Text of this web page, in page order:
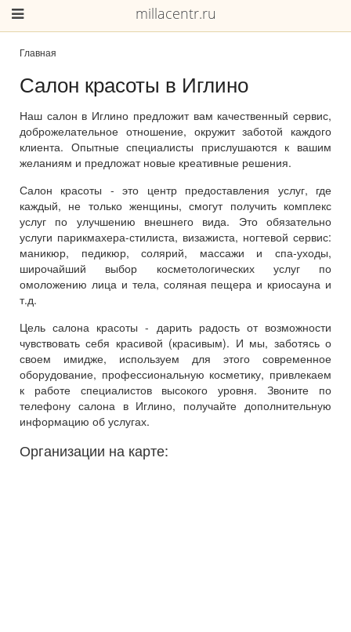
millacentr.ru
Главная
Салон красоты в Иглино
Наш салон в Иглино предложит вам качественный сервис,
доброжелательное отношение, окружит заботой каждого
клиента. Опытные специалисты прислушаются к вашим
желаниям и предложат новые креативные решения.
Салон красоты - это центр предоставления услуг, где
каждый, не только женщины, смогут получить комплекс
услуг по улучшению внешнего вида. Это обязательно
услуги парикмахера-стилиста, визажиста, ногтевой сервис:
маникюр, педикюр, солярий, массажи и спа-уходы,
широчайший выбор косметологических услуг по
омоложению лица и тела, соляная пещера и криосауна и
т.д.
Цель салона красоты - дарить радость от возможности
чувствовать себя красивой (красивым). И мы, заботясь о
своем имидже, используем для этого современное
оборудование, профессиональную косметику, привлекаем
к работе специалистов высокого уровня. Звоните по
телефону салона в Иглино, получайте дополнительную
информацию об услугах.
Организации на карте: